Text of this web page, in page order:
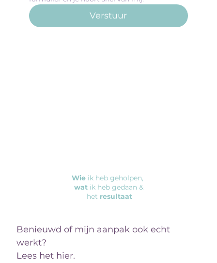
Wie ik heb geholpen,
watik heb gedaan &
het resultaat
Benieuwd of mijn aanpak ook echt
werkt?
Lees het hier.
Verstuur